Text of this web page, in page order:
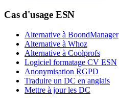
Cas d'usage ESN
Alternative à BoondManager
Alternative à Whoz
Alternative à Coolprofs
Logiciel formatage CV ESN
Anonymisation RGPD
Traduire un DC en anglais
Mettre à jour les DC